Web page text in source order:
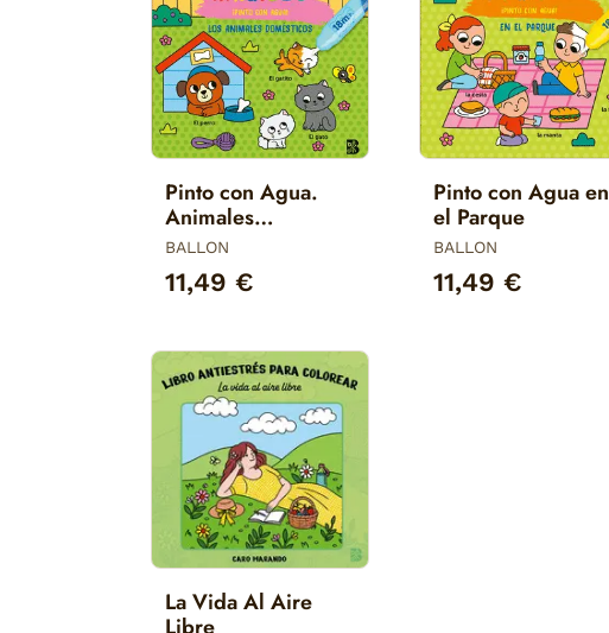
Pinto con Agua.
Animales
Domesticos
BALLON
11,49 €
Pinto con Agua en
el Parque
BALLON
11,49 €
La Vida Al Aire